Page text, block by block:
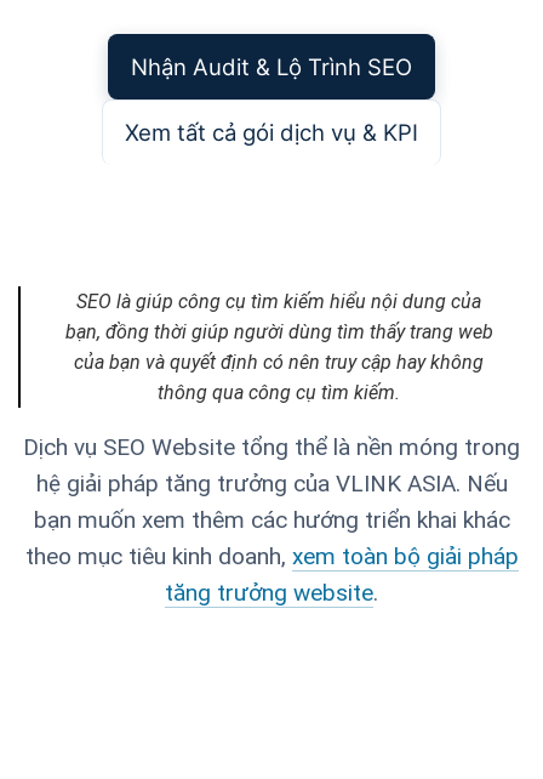
Nhận Audit & Lộ Trình SEO
Xem tất cả gói dịch vụ & KPI
SEO là giúp công cụ tìm kiếm hiểu nội dung của
bạn, đồng thời giúp người dùng tìm thấy trang web
của bạn và quyết định có nên truy cập hay không
thông qua công cụ tìm kiếm.
Dịch vụ SEO Website tổng thể là nền móng trong
hệ giải pháp tăng trưởng của VLINK ASIA. Nếu
bạn muốn xem thêm các hướng triển khai khác
theo mục tiêu kinh doanh, xem toàn bộ giải pháp
tăng trưởng website.